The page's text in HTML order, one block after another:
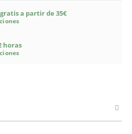
a partir de 35€
horas